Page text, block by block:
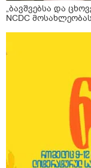
„ბავშვებსა და
NCDC